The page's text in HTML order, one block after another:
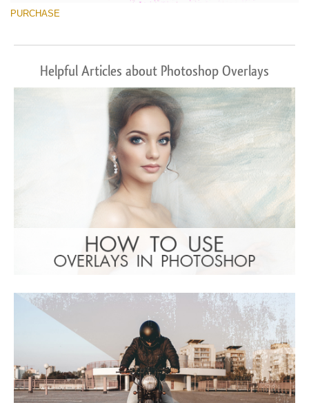
PURCHASE
Helpful Articles about Photoshop Overlays